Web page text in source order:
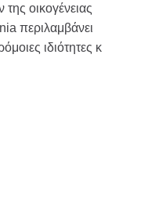
οικογένειας
περιλαμβάνει
ιδιότητες κ